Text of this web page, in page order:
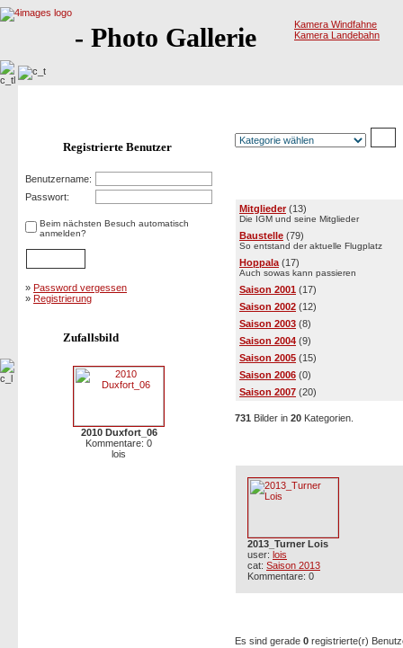
- Photo Gallerie
Kamera Windfahne
Kamera Landebahn
Registrierte Benutzer
Benutzername:
Passwort:
Beim nächsten Besuch automatisch
anmelden?
» Password vergessen
» Registrierung
Zufallsbild
2010 Duxfort_06
Kommentare: 0
lois
Mitglieder(13)
Die IGM und seine Mitglieder
Baustelle (79)
So entstand der aktuelle Flugplatz
Hoppala (17)
Auch sowas kann passieren
Saison 2001 (17)
Saison 2002 (12)
Saison 2003 (8)
Saison 2004 (9)
Saison 2005 (15)
Saison 2006 (0)
Saison 2007 (20)
731 Bilder in 20 Kategorien.
2013_Turner Lois
user: lois
cat: Saison 2013
Kommentare: 0
Es sind gerade 0 registrierte(r)